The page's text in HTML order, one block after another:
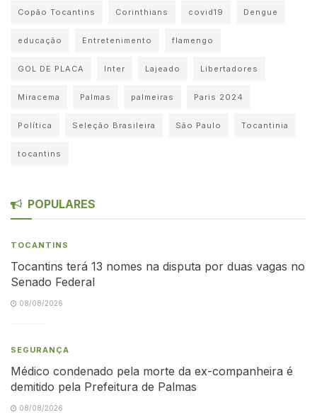
Copão Tocantins Corinthians covid19 Dengue
educação Entretenimento flamengo
GOL DE PLACA Inter Lajeado Libertadores
Miracema Palmas palmeiras Paris 2024
Política Seleção Brasileira São Paulo Tocantinia
tocantins
POPULARES
TOCANTINS
Tocantins terá 13 nomes na disputa por duas vagas no
Senado Federal
08/08/2026
SEGURANÇA
Médico condenado pela morte da ex-companheira é
demitido pela Prefeitura de Palmas
08/08/2026